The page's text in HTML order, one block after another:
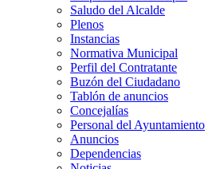
Saludo del Alcalde
Plenos
Instancias
Normativa Municipal
Perfil del Contratante
Buzón del Ciudadano
Tablón de anuncios
Concejalías
Personal del Ayuntamiento
Anuncios
Dependencias